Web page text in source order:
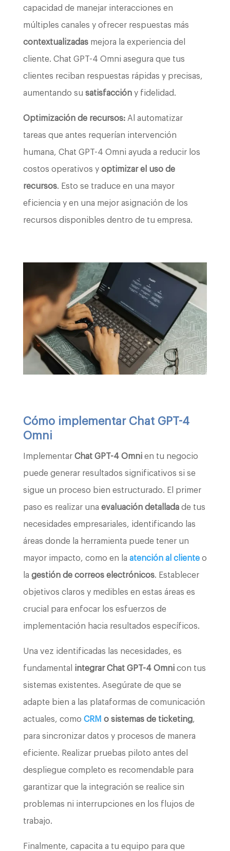
capacidad de manejar interacciones en
múltiples canales y ofrecer respuestas más
contextualizadasmejora la experiencia del
cliente. Chat GPT-4 Omni asegura que tus
clientes reciban respuestas rápidas y precisas,
aumentando su satisfaccióny fidelidad.
Optimización de recursos: Al automatizar
tareas que antes requerían intervención
humana, Chat GPT-4 Omni ayuda a reducir los
costos operativos y optimizar el uso de
recursos. Esto se traduce en una mayor
eficiencia y en una mejor asignación de los
recursos disponibles dentro de tu empresa.
Cómo implementar Chat GPT-4
Omni
Implementar Chat GPT-4 Omnien tu negocio
puede generar resultados significativos si se
sigue un proceso bien estructurado. El primer
paso es realizar una evaluación detalladade tus
necesidades empresariales, identificando las
áreas donde la herramienta puede tener un
mayor impacto, como en la atención al clienteo
la gestión de correos electrónicos. Establecer
objetivos claros y medibles en estas áreas es
crucial para enfocar los esfuerzos de
implementación hacia resultados específicos.
Una vez identificadas las necesidades, es
fundamental integrar Chat GPT-4 Omnicon tus
sistemas existentes. Asegúrate de que se
adapte bien a las plataformas de comunicación
actuales, como CRM o sistemas de ticketing,
para sincronizar datos y procesos de manera
eficiente. Realizar pruebas piloto antes del
despliegue completo es recomendable para
garantizar que la integración se realice sin
problemas ni interrupciones en los flujos de
trabajo.
Finalmente, capacita a tu equipo para que